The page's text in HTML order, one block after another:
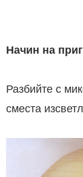
Начин на
Разбийте с
сместа